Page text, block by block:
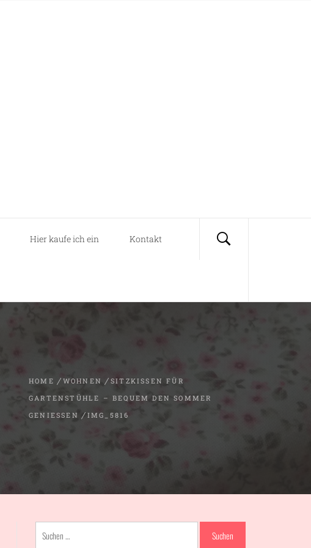
Hier kaufe ich ein Kontakt
HOME WOHNEN
SITZKISSEN FÜR
GARTENSTÜHLE – BEQUEM DEN SOMMER
GENIESSEN
IMG_5816
Suchen